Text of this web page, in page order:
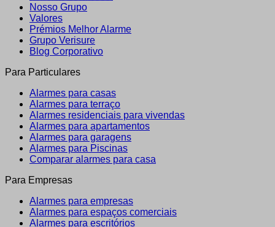
Nosso Grupo
Valores
Prémios Melhor Alarme
Grupo Verisure
Blog Corporativo
Para Particulares
Alarmes para casas
Alarmes para terraço
Alarmes residenciais para vivendas
Alarmes para apartamentos
Alarmes para garagens
Alarmes para Piscinas
Comparar alarmes para casa
Para Empresas
Alarmes para empresas
Alarmes para espaços comerciais
Alarmes para escritórios